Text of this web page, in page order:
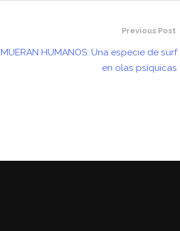
Previous Post
MUERAN HUMANOS: Una especie de surf
en olas psíquicas